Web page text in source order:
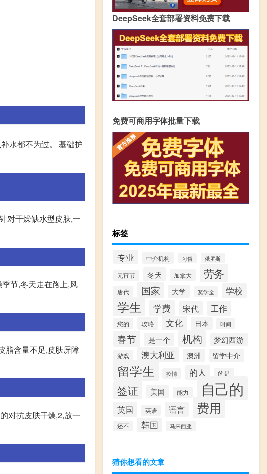
水都不为过。 基础护
对干燥缺水型皮肤,一
节,冬天走在路上,风
脂含量不足,皮肤屏障
对抗皮肤干燥,2,放一
DeepSeek全套部署资料免费下载
免费可商用字体批量下载
标签
专业 中介机构 习俗 俄罗斯
元宵节 冬天 加拿大 劳务
唐代 国家 大学 奖学金 学校
学生 学费 宋代 工作
您的 攻略 文化 日本 时间
春节 是一个 机构 梦幻西游
游戏 澳大利亚 澳洲 留学中介
留学生 疫情 的人 的是
签证 美国 能力 自己的
英国 英语 语言 费用
还不 韩国 马来西亚
猜你想看的文章